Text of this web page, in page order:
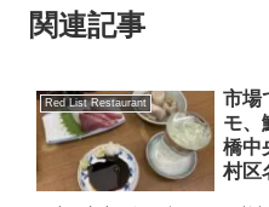
関連記事
Red List Restaurant
市場
モ、
橋中
村区